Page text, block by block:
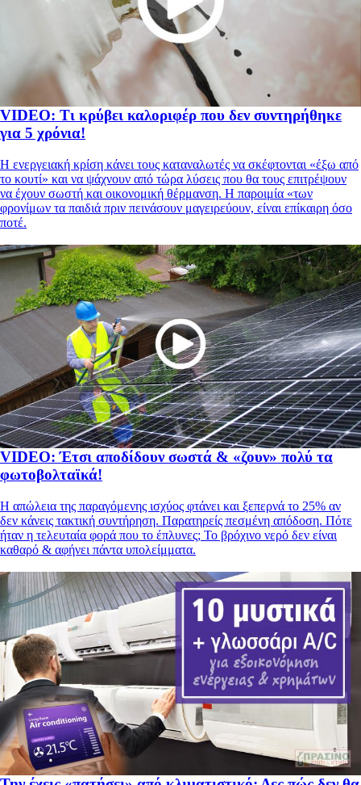
VIDEO: Τι κρύβει καλοριφέρ που δεν συντηρήθηκε
για 5 χρόνια!
Η ενεργειακή κρίση κάνει τους καταναλωτές να σκέφτονται «έξω από
το κουτί» και να ψάχνουν από τώρα λύσεις που θα τους επιτρέψουν
να έχουν σωστή και οικονομική θέρμανση. Η παροιμία «των
φρονίμων τα παιδιά πριν πεινάσουν μαγειρεύουν, είναι επίκαιρη όσο
ποτέ.
VIDEO: Έτσι αποδίδουν σωστά & «ζουν» πολύ τα
φωτοβολταϊκά!
Η απώλεια της παραγόμενης ισχύος φτάνει και ξεπερνά το 25% αν
δεν κάνεις τακτική συντήρηση. Παρατηρείς πεσμένη απόδοση. Πότε
ήταν η τελευταία φορά που το έπλυνες; Το βρόχινο νερό δεν είναι
καθαρό & αφήνει πάντα υπολείμματα.